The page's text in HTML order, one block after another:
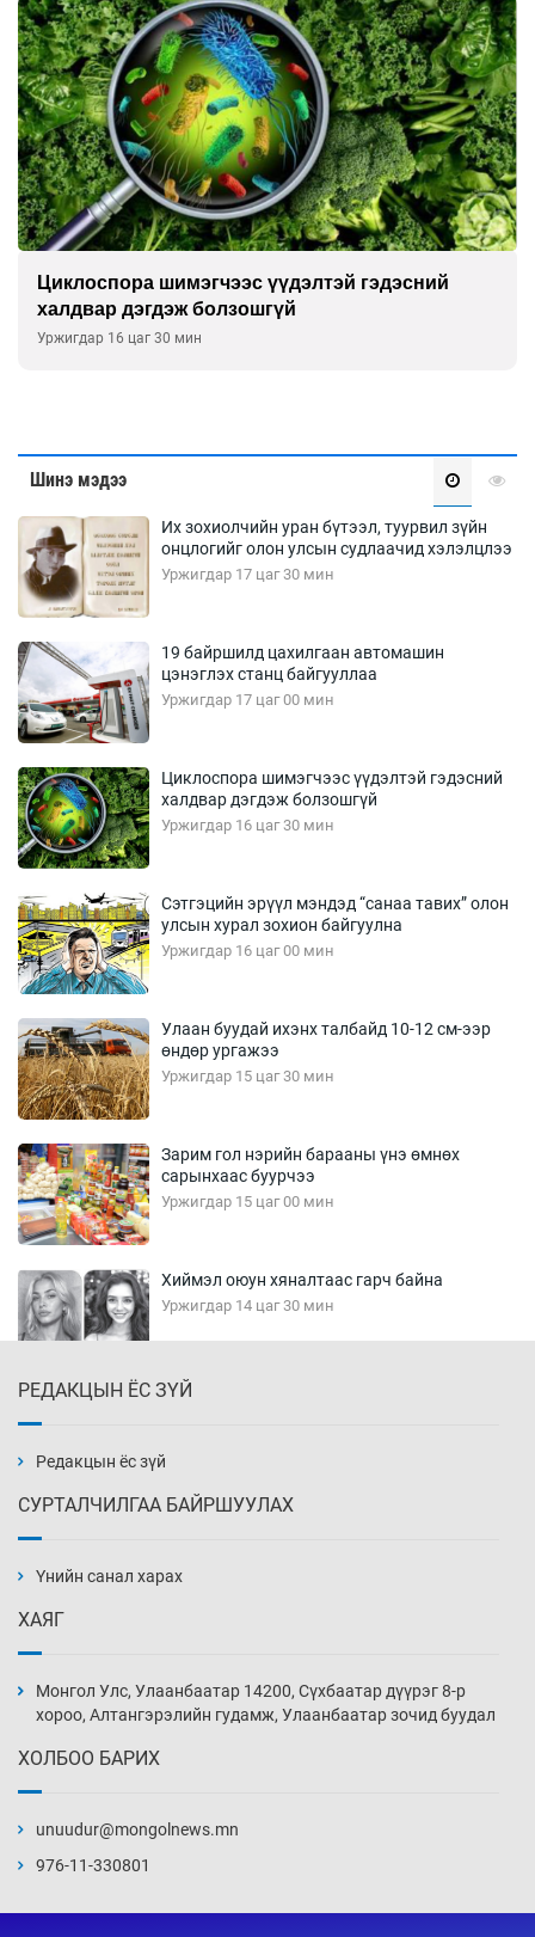
Сэтгэцийн эрүүл мэндэд “санаа тавих” олон
улсын хурал зохион байгуулна
Уржигдар 16 цаг 00 мин
Шинэ мэдээ
Их зохиолчийн уран бүтээл, туурвил зүйн
онцлогийг олон улсын судлаачид хэлэлцлээ
Уржигдар 17 цаг 30 мин
19 байршилд цахилгаан автомашин
цэнэглэх станц байгууллаа
Уржигдар 17 цаг 00 мин
Циклоспора шимэгчээс үүдэлтэй гэдэсний
халдвар дэгдэж болзошгүй
Уржигдар 16 цаг 30 мин
Сэтгэцийн эрүүл мэндэд “санаа тавих” олон
улсын хурал зохион байгуулна
Уржигдар 16 цаг 00 мин
Улаан буудай ихэнх талбайд 10-12 см-ээр
өндөр ургажээ
Уржигдар 15 цаг 30 мин
Зарим гол нэрийн барааны үнэ өмнөх
сарынхаас буурчээ
Уржигдар 15 цаг 00 мин
Хиймэл оюун хяналтаас гарч байна
Уржигдар 14 цаг 30 мин
Уржигдар 14 цаг 00 мин
нэмэгджээ
Уржигдар 13 цаг 30 мин
Уржигдар 13 цаг 00 мин
РЕДАКЦЫН ЁС ЗҮЙ
Редакцын ёс зүй
СУРТАЛЧИЛГАА БАЙРШУУЛАХ
Үнийн санал харах
ХАЯГ
Монгол Улс, Улаанбаатар 14200, Сүхбаатар дүүрэг 8-р
хороо, Алтангэрэлийн гудамж, Улаанбаатар зочид буудал
ХОЛБОО БАРИХ
unuudur@mongolnews.mn
976-11-330801